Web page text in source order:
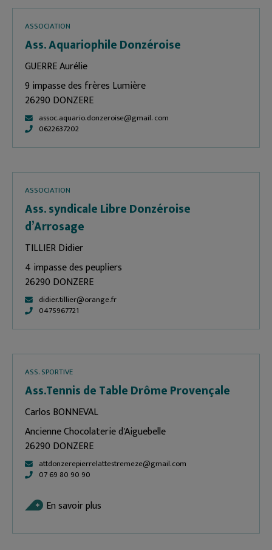
ASSOCIATION
Ass. Aquariophile Donzéroise
GUERRE Aurélie
9 impasse des frères Lumière
26290 DONZERE
assoc.aquario.donzeroise@gmail. com
0622637202
ASSOCIATION
Ass. syndicale Libre Donzéroise
d’Arrosage
TILLIER Didier
4 impasse des peupliers
26290 DONZERE
didier.tillier@orange.fr
0475967721
ASS. SPORTIVE
Ass.Tennis de Table Drôme Provençale
Carlos BONNEVAL
Ancienne Chocolaterie d'Aiguebelle
26290 DONZERE
attdonzerepierrelattestremeze@gmail.com
07 69 80 90 90
En savoir plus